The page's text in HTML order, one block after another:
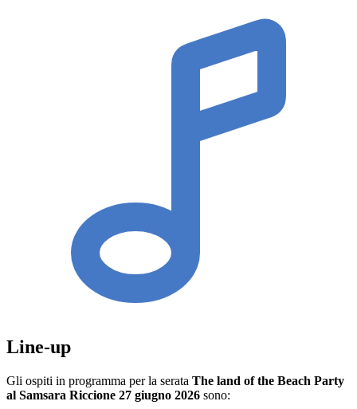
Line-up
Gli ospiti in programma per la serata The land of the Beach Party
al Samsara Riccione 27 giugno 2026 sono: